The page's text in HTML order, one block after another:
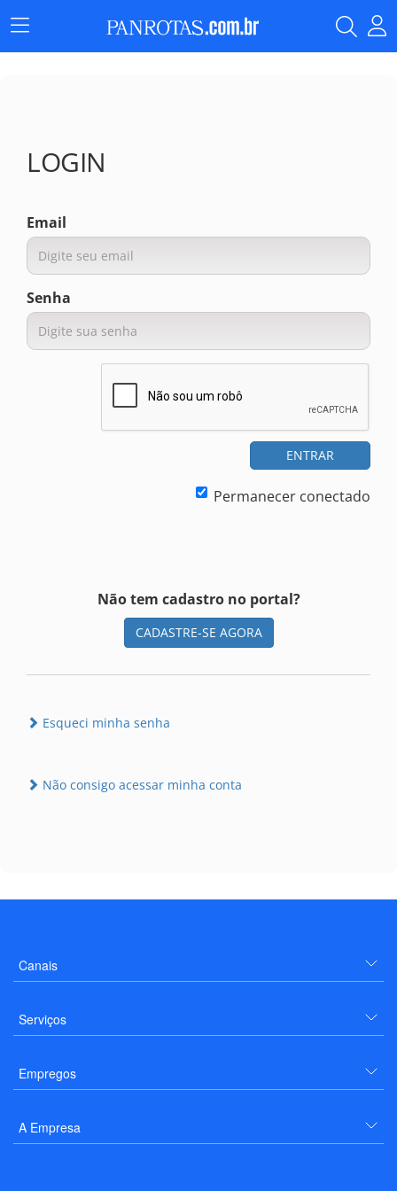
Menu
Principal
LOGIN
Email
Senha
ENTRAR
Permanecer conectado
Não tem cadastro no portal?
CADASTRE-SE AGORA
Esqueci minha senha
Não consigo acessar minha conta
Canais
Serviços
Empregos
A Empresa